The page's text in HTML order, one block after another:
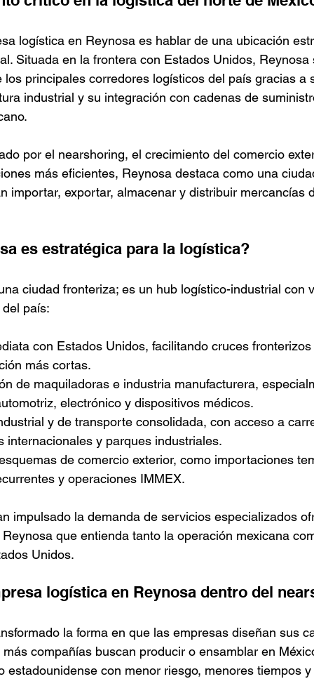
logística en Reynosa es hablar de una ubicación
Situada en la frontera con Estados Unidos, Reynosa
los principales corredores logísticos del país gracias a
industrial y su integración con cadenas de
por el nearshoring, el crecimiento del comercio
más eficientes, Reynosa destaca como una
importar, exportar, almacenar y distribuir mercancías
es estratégica para la logística?
ciudad fronteriza; es un hub logístico-industrial con
país:
con Estados Unidos, facilitando cruces
más cortas.
de maquiladoras e industria manufacturera,
electrónico y dispositivos médicos.
y de transporte consolidada, con acceso a
internacionales y parques industriales.
de comercio exterior, como importaciones
y operaciones IMMEX.
impulsado la demanda de servicios especializados
que entienda tanto la operación mexicana
Unidos.
logística en Reynosa dentro del
la forma en que las empresas diseñan sus
compañías buscan producir o ensamblar en
estadounidense con menor riesgo, menores tiempos